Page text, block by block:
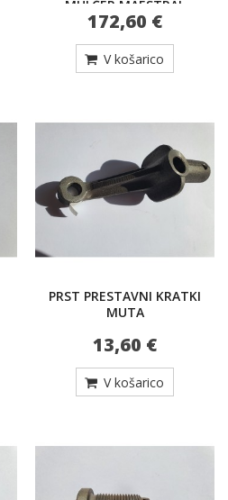
MULČER MAESTRAL
172,60 €
V košarico
PRST PRESTAVNI KRATKI
MUTA
13,60 €
V košarico